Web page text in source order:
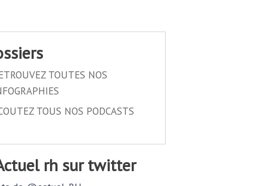
TOUTES NOS
TOUS NOS PODCASTS
@actuel rh sur twitter